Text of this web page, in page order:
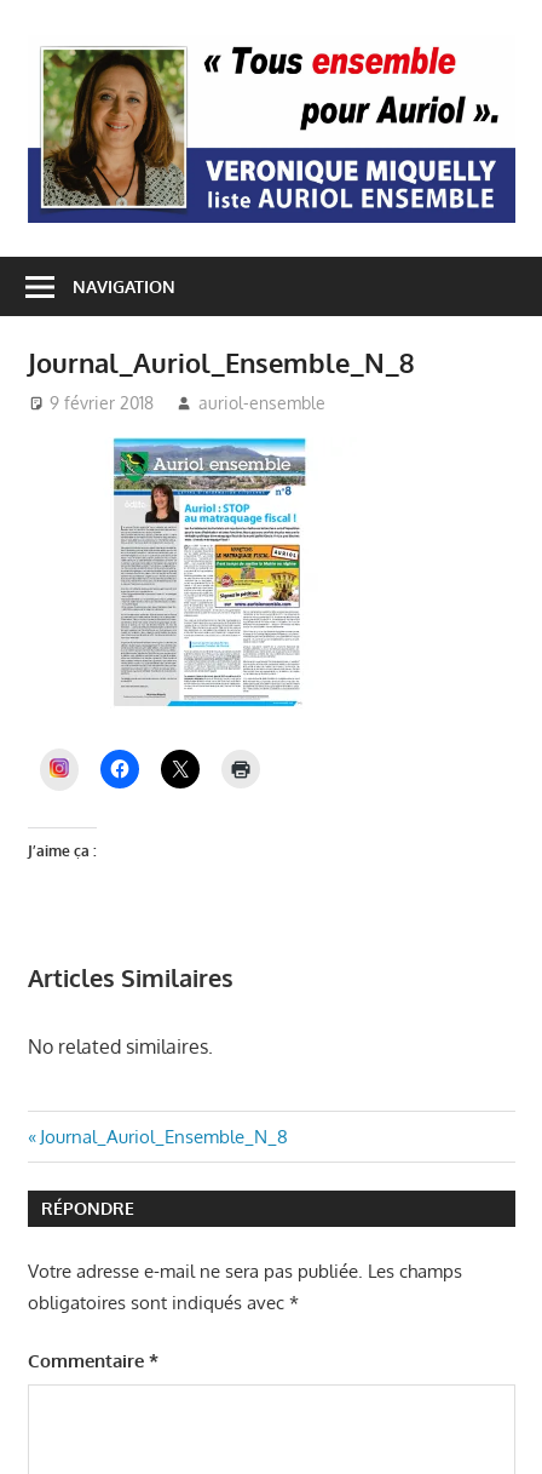
contenu
NAVIGATION
Journal_Auriol_Ensemble_N_8
9 février 2018 auriol-ensemble
INSTAGRAM
J’aime ça :
Articles Similaires
No related similaires.
Navigation
de
l’article
Article
précédent
:
Journal_Auriol_Ensemble_N_8
RÉPONDRE
Votre adresse e-mail ne sera pas publiée. Les champs
obligatoires sont indiqués avec *
Commentaire *